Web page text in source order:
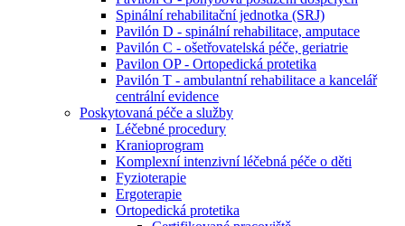
Spinální rehabilitační jednotka (SRJ)
Pavilón D - spinální rehabilitace, amputace
Pavilón C - ošetřovatelská péče, geriatrie
Pavilon OP - Ortopedická protetika
Pavilón T - ambulantní rehabilitace a kancelář
centrální evidence
Poskytovaná péče a služby
Léčebné procedury
Kranioprogram
Komplexní intenzivní léčebná péče o děti
Fyzioterapie
Ergoterapie
Ortopedická protetika